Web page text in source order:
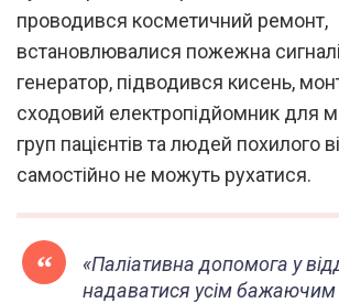
проводився косметичний ремонт,
встановлювалися пожежна
генератор, підводився кисень,
сходовий електропідйомник для
груп пацієнтів та людей похилого
самостійно не можуть рухатися.
«Паліативна допомога у
надаватися усім бажаючим